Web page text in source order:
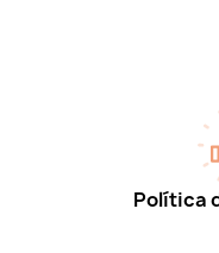
Política